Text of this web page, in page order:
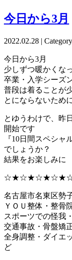
今日から3月
2022.02.28 |
今日から3月
少しずつ暖かくな
卒業・入学シーズ
普段は着ることが
とにならないため
とゆうわけで、昨
開始です
『10日間スペシ
でしょうか？
結果をお楽しみに
名古屋市名東区勢
ＹＯＵ整体・整骨
スポーツでの怪我
交通事故・骨盤矯
全身調整・ダイエ
ど